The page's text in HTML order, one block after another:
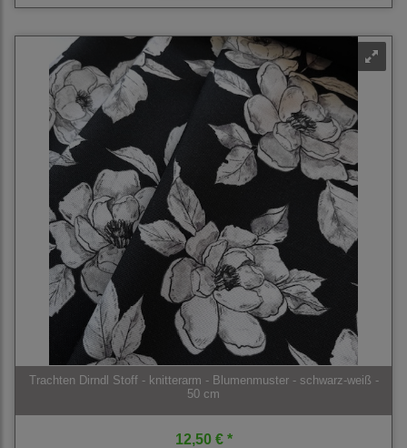
Trachten Dirndl Stoff - knitterarm - Blumenmuster - schwarz-weiß -
50 cm
12,50 € *